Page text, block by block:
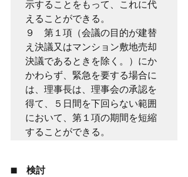
示することをもって、これに代
えることができる。
９　第１項（会議の目的が建替
え決議又はマンション敷地売却
決議であるときを除く。）にか
かわらず、緊急を要する場合に
は、理事長は、理事会の承認を
得て、５日間を下回らない範囲
において、第１項の期間を短縮
することができる。
■　検討